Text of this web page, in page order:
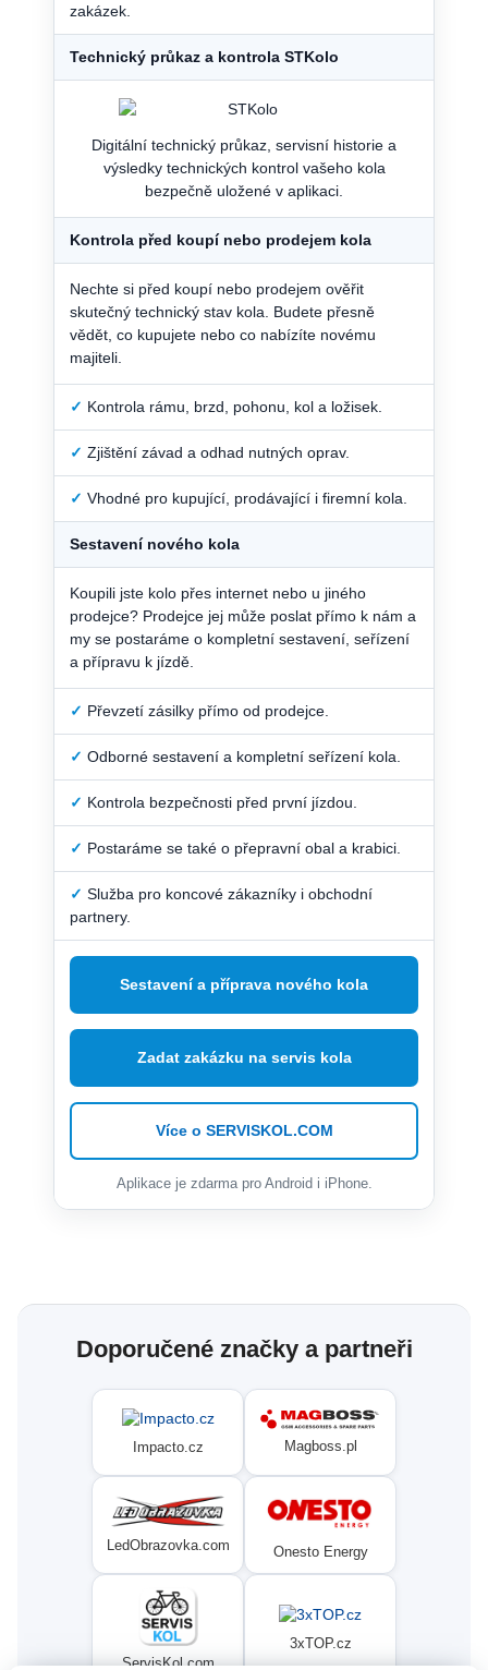
zakázek.
Technický průkaz a kontrola STKolo
Digitální technický průkaz, servisní historie a
výsledky technických kontrol vašeho kola
bezpečně uložené v aplikaci.
Kontrola před koupí nebo prodejem kola
Nechte si před koupí nebo prodejem ověřit
skutečný technický stav kola. Budete přesně
vědět, co kupujete nebo co nabízíte novému
majiteli.
✓ Kontrola rámu, brzd, pohonu, kol a ložisek.
✓ Zjištění závad a odhad nutných oprav.
✓ Vhodné pro kupující, prodávající i firemní kola.
Sestavení nového kola
Koupili jste kolo přes internet nebo u jiného
prodejce? Prodejce jej může poslat přímo k nám a
my se postaráme o kompletní sestavení, seřízení
a přípravu k jízdě.
✓ Převzetí zásilky přímo od prodejce.
✓ Odborné sestavení a kompletní seřízení kola.
✓ Kontrola bezpečnosti před první jízdou.
✓ Postaráme se také o přepravní obal a krabici.
✓ Služba pro koncové zákazníky i obchodní
partnery.
Sestavení a příprava nového kola
Zadat zakázku na servis kola
Více o SERVISKOL.COM
Aplikace je zdarma pro Android i iPhone.
Doporučené značky a partneři
Impacto.cz Magboss.pl
LedObrazovka.com Onesto Energy
ServisKol.com
3xTOP.cz